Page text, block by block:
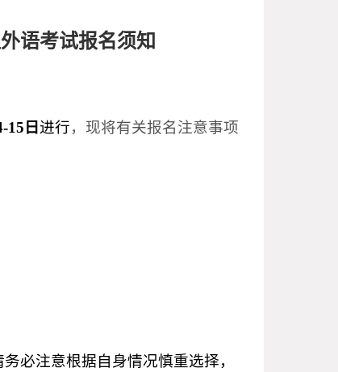
语考试报名须知
15日 进行，现将有关报名注意事项
必注意根据自身情况慎重选择，